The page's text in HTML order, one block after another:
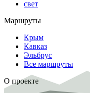
свет
Маршруты
Крым
Кавказ
Эльбрус
Все маршруты
О проекте